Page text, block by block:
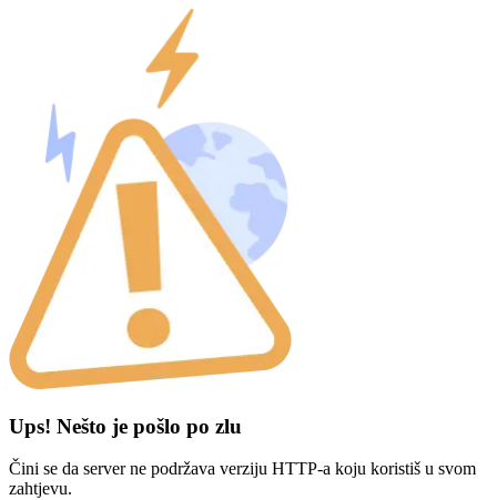
Ups! Nešto je pošlo po zlu
Čini se da server ne podržava verziju HTTP-a koju koristiš u svom
zahtjevu.